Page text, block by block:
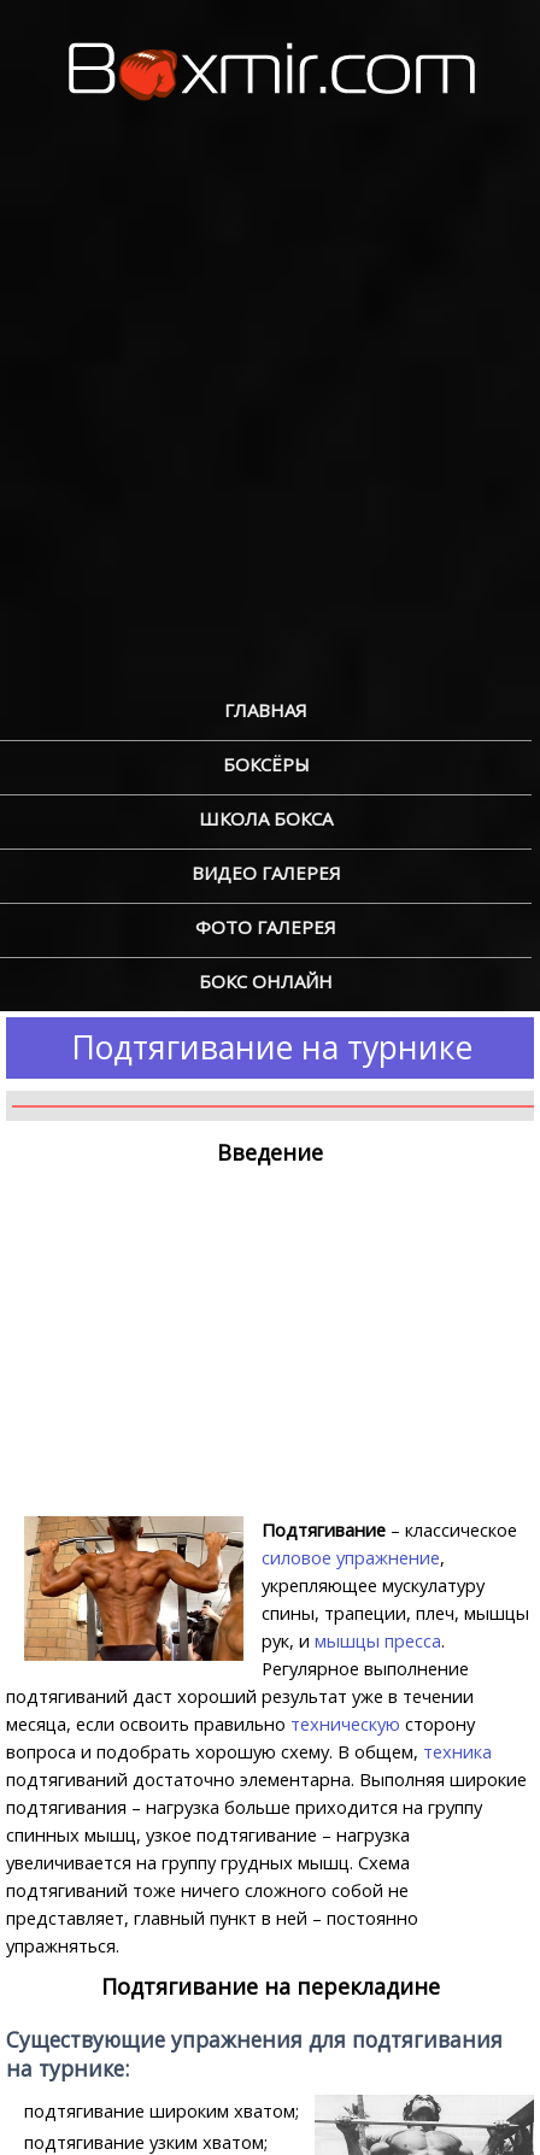
ГЛАВНАЯ
БОКСЁРЫ
ШКОЛА БОКСА
ВИДЕО ГАЛЕРЕЯ
ФОТО ГАЛЕРЕЯ
БОКС ОНЛАЙН
Подтягивание на турнике
Введение
Подтягивание – классическое
силовое упражнение,
укрепляющее мускулатуру
спины, трапеции, плеч, мышцы
рук, и мышцы пресса.
Регулярное выполнение
подтягиваний даст хороший результат уже в течении
месяца, если освоить правильно техническую сторону
вопроса и подобрать хорошую схему. В общем, техника
подтягиваний достаточно элементарна. Выполняя широкие
подтягивания – нагрузка больше приходится на группу
спинных мышц, узкое подтягивание – нагрузка
увеличивается на группу грудных мышц. Схема
подтягиваний тоже ничего сложного собой не
представляет, главный пункт в ней – постоянно
упражняться.
Подтягивание на перекладине
Существующие упражнения для подтягивания
на турнике:
подтягивание широким хватом;
подтягивание узким хватом;